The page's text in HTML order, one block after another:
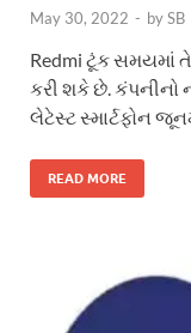
May 30, 2022 - bySB
Redmi ટૂંક સમયમાં
કરી શકે છે.
લેટેસ્ટ સ્માર્ટફોન
READ MORE